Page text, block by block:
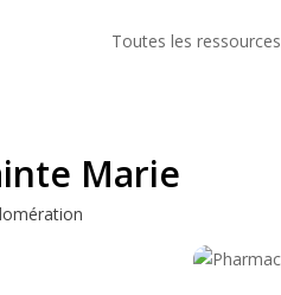
Toutes les ressources
Marie